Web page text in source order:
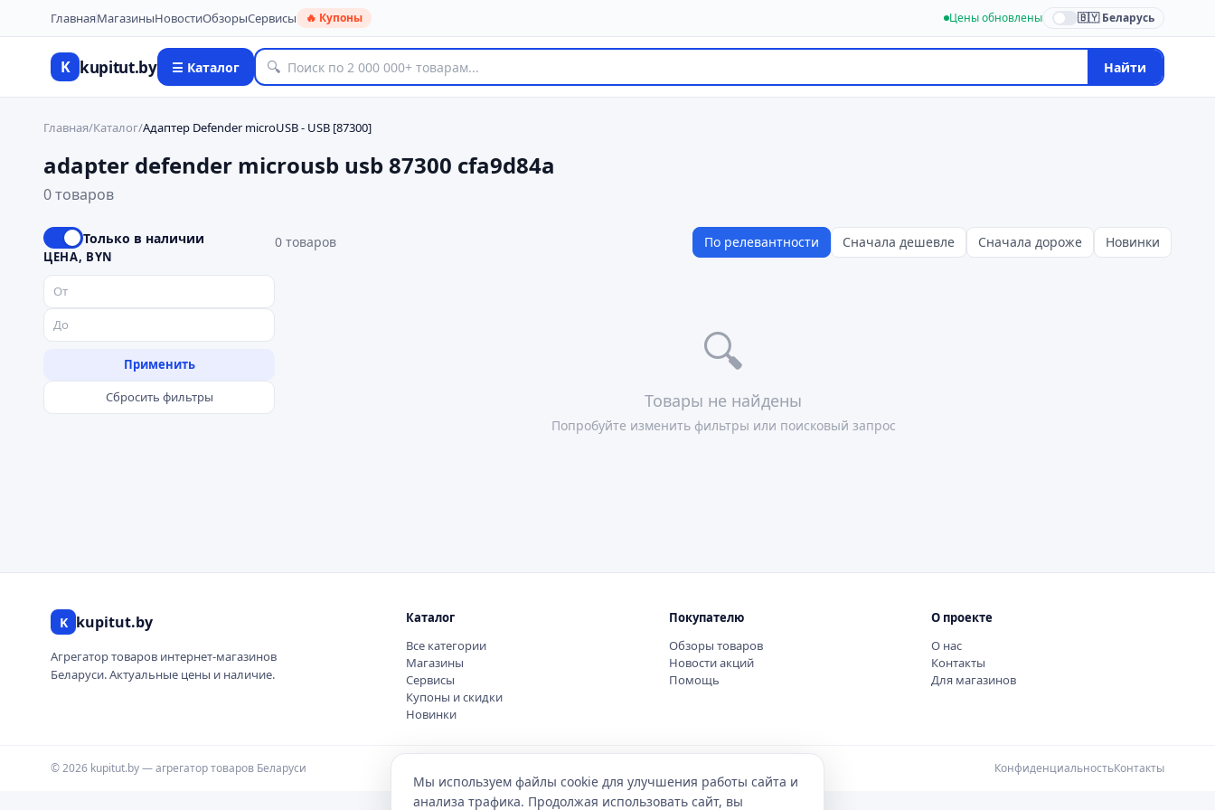
ГлавнаяМагазиныНовостиОбзорыСервисы 🔥 Купоны Цены обновлены 🇧🇾 Беларусь
K kupitut.by ☰ Каталог 🔍 Найти
Главная/Каталог/Адаптер Defender microUSB - USB [87300]
adapter defender microusb usb 87300 cfa9d84a
0 товаров
Только в наличии
ЦЕНА, BYN
Применить
Сбросить фильтры
0 товаров По релевантности Сначала дешевле Сначала дороже Новинки
🔍
Товары не найдены
Попробуйте изменить фильтры или поисковый запрос
K kupitut.by
Агрегатор товаров интернет-магазинов
Беларуси. Актуальные цены и наличие.
Каталог
Все категории
Магазины
Сервисы
Купоны и скидки
Новинки
Покупателю
Обзоры товаров
Новости акций
Помощь
О проекте
О нас
Контакты
Для магазинов
© 2026 kupitut.by — агрегатор товаров Беларуси КонфиденциальностьКонтакты
Мы используем файлы cookie для улучшения работы сайта и
анализа трафика. Продолжая использовать сайт, вы